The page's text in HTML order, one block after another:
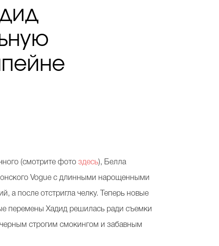
(смотрите фотоздесь), Белла
Vogue с длинными нарощенными
а после отстригла челку. Теперь новые
перемены Хадид решилась ради съемки
строгим смокингом и забавным